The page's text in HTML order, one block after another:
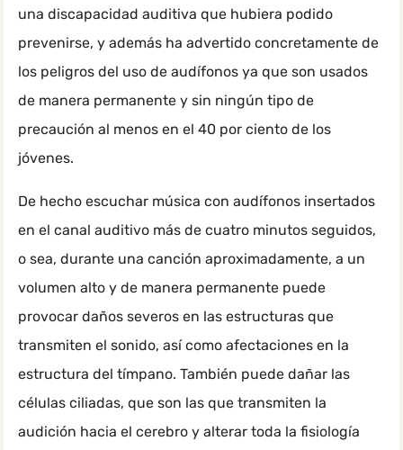
una discapacidad auditiva que hubiera podido
prevenirse, y además ha advertido concretamente de
los peligros del uso de audífonos ya que son usados
de manera permanente y sin ningún tipo de
precaución al menos en el 40 por ciento de los
jóvenes.
De hecho escuchar música con audífonos insertados
en el canal auditivo más de cuatro minutos seguidos,
o sea, durante una canción aproximadamente, a un
volumen alto y de manera permanente puede
provocar daños severos en las estructuras que
transmiten el sonido, así como afectaciones en la
estructura del tímpano. También puede dañar las
células ciliadas, que son las que transmiten la
audición hacia el cerebro y alterar toda la fisiología